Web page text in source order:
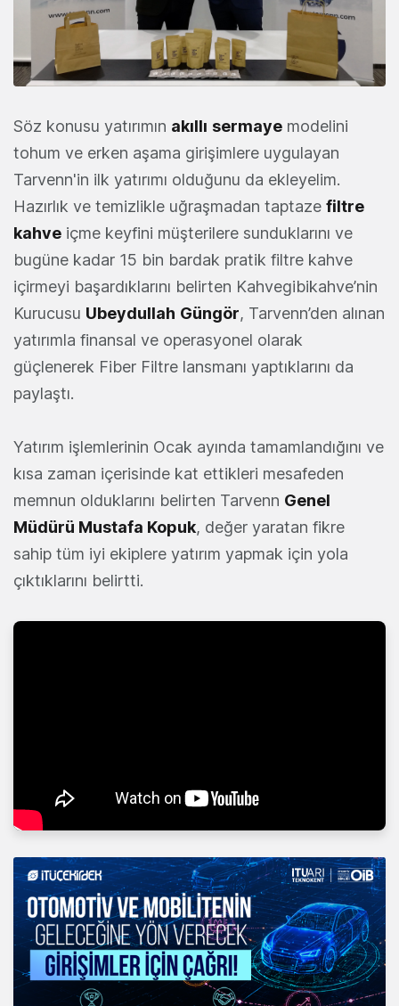
Söz konusu yatırımın akıllı sermaye modelini
tohum ve erken aşama girişimlere uygulayan
Tarvenn'in ilk yatırımı olduğunu da ekleyelim.
Hazırlık ve temizlikle uğraşmadan taptaze filtre
kahve içme keyfini müşterilere sunduklarını ve
bugüne kadar 15 bin bardak pratik filtre kahve
içirmeyi başardıklarını belirten Kahvegibikahve’nin
Kurucusu Ubeydullah Güngör, Tarvenn’den alınan
yatırımla finansal ve operasyonel olarak
güçlenerek Fiber Filtre lansmanı yaptıklarını da
paylaştı.
Yatırım işlemlerinin Ocak ayında tamamlandığını ve
kısa zaman içerisinde kat ettikleri mesafeden
memnun olduklarını belirten Tarvenn Genel
Müdürü Mustafa Kopuk, değer yaratan fikre
sahip tüm iyi ekiplere yatırım yapmak için yola
çıktıklarını belirtti.